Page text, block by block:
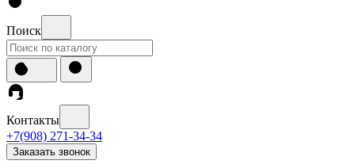
Поиск
Контакты
+7(908) 271-34-34
Заказать звонок